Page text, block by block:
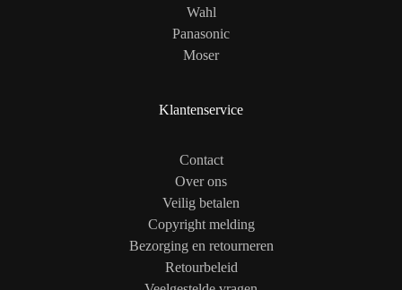
Wahl
Panasonic
Moser
Klantenservice
Contact
Over ons
Veilig betalen
Copyright melding
Bezorging en retourneren
Retourbeleid